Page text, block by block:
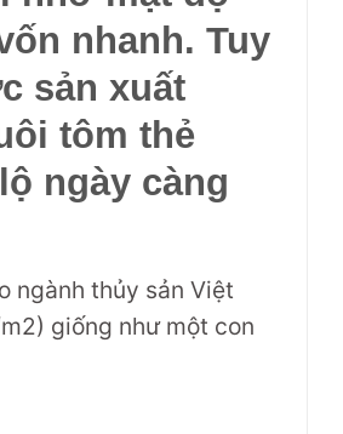
nhanh. Tuy
sản xuất
tôm thẻ
ngày càng
ngành thủy sản Việt
giống như một con